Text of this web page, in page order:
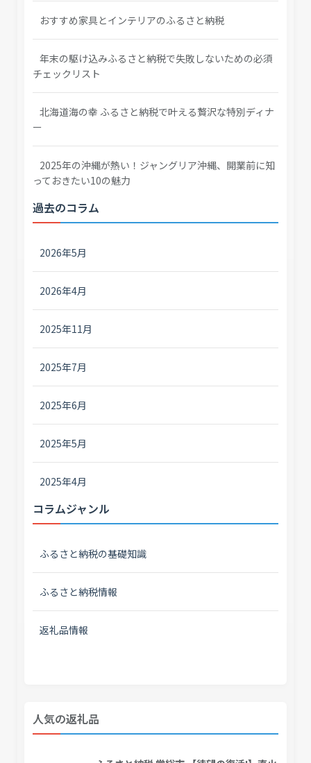
おすすめ家具とインテリアのふるさと納税
年末の駆け込みふるさと納税で失敗しないための必須
チェックリスト
北海道海の幸 ふるさと納税で叶える贅沢な特別ディナ
ー
2025年の沖縄が熱い！ジャングリア沖縄、開業前に知
っておきたい10の魅力
過去のコラム
2026年5月
2026年4月
2025年11月
2025年7月
2025年6月
2025年5月
2025年4月
コラムジャンル
ふるさと納税の基礎知識
ふるさと納税情報
返礼品情報
人気の返礼品